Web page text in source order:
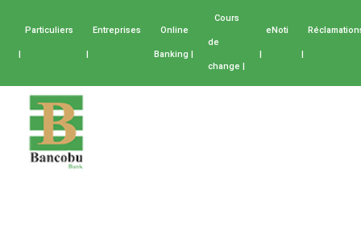
Particuliers
|
Entreprises
|
Online
Banking |
Cours
de
change |
eNoti
| |